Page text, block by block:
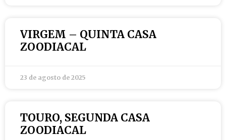
VIRGEM – QUINTA CASA
ZOODIACAL
23 de agosto de 2025
TOURO, SEGUNDA CASA
ZOODIACAL